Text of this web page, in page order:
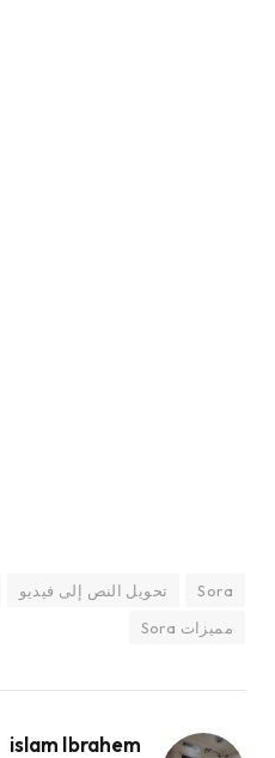
Sora تحويل النص إلى فيديو
مميزات Sora
islam Ibrahem